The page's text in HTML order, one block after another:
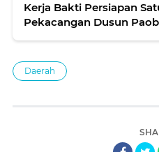
Kerja Bakti Persiapan
Pekacangan Dusun
Daerah